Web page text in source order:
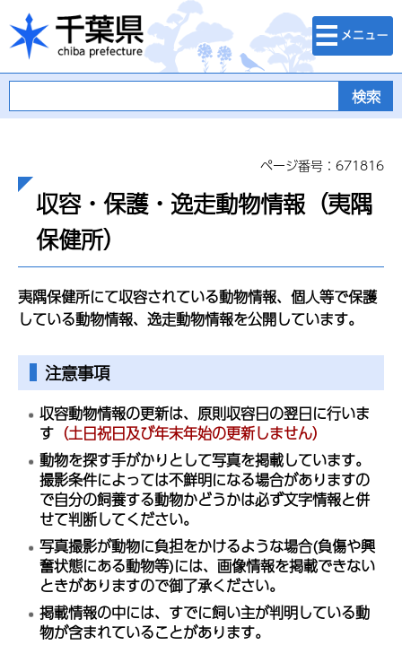
千葉県
検索・メニュ
ー
ページ番号：671816
収容・保護・逸走動物情報（夷隅
保健所）
夷隅保健所にて収容されている動物情報、個人等で保護
している動物情報、逸走動物情報を公開しています。
注意事項
収容動物情報の更新は、原則収容日の翌日に行いま
す （土日祝日及び年末年始の更新しません）
動物を探す手がかりとして写真を掲載しています。
撮影条件によっては不鮮明になる場合がありますの
で自分の飼養する動物かどうかは必ず文字情報と併
せて判断してください。
写真撮影が動物に負担をかけるような場合(負傷や興
奮状態にある動物等)には、画像情報を掲載できない
ときがありますので御了承ください。
掲載情報の中には、すでに飼い主が判明している動
物が含まれていることがあります。